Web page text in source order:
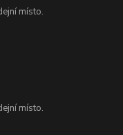
místo.
místo.